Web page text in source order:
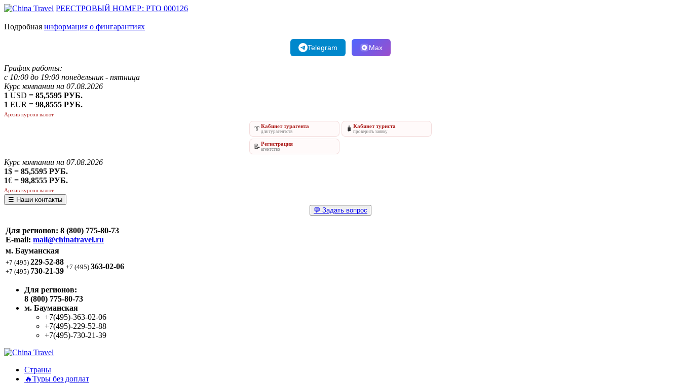
РЕЕСТРОВЫЙ НОМЕР: РТО 000126
Подробная информация о фингарантиях
Telegram Max
График работы:
с 10:00 до 19:00 понедельник - пятница
Курс компании на 07.08.2026
1 USD = 85,5595 РУБ.
1 EUR = 98,8555 РУБ.
Архив курсов валют
👔Кабинет турагента
для турагентств 🧳 Кабинет туриста
проверить заявку
📝Регистрация
агентство
Курс компании на 07.08.2026
1$ = 85,5595 РУБ.
1€ = 98,8555 РУБ.
Архив курсов валют
☰ Наши контакты
💬 Задать вопрос
Для регионов: 8 (800) 775-80-73
E-mail: mail@chinatravel.ru
м. Бауманская
+7 (495) 229-52-88
+7 (495) 730-21-39 +7 (495) 363-02-06
Для регионов:
8 (800) 775-80-73
м. Бауманская
+7(495)-363-02-06
+7(495)-229-52-88
+7(495)-730-21-39
Страны
🔥Туры без доплат